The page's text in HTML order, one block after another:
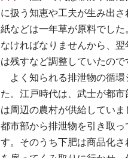
に扱う知恵や工夫が生み出
紙などは一年草が原料でし
なければなりませんから、
は残すなど調整していたので
よく知られる排泄物の循環
た。江戸時代は、武士が都
は周辺の農村が供給してい
都市部から排泄物を引き取
す。そのうち下肥は商品化